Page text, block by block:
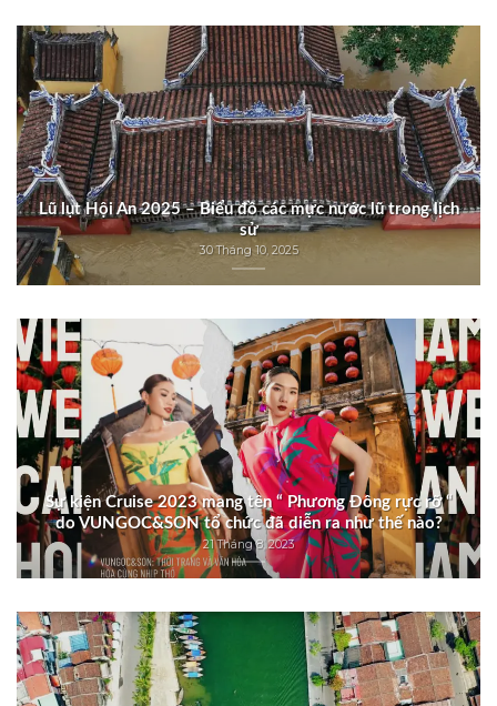
Lũ lụt Hội An 2025 – Biểu đồ các mực nước lũ trong lịch
sử
30 Tháng 10, 2025
Sự kiện Cruise 2023 mang tên “ Phương Đông rực rỡ “
do VUNGOC&SON tổ chức đã diễn ra như thế nào?
21 Tháng 8, 2023